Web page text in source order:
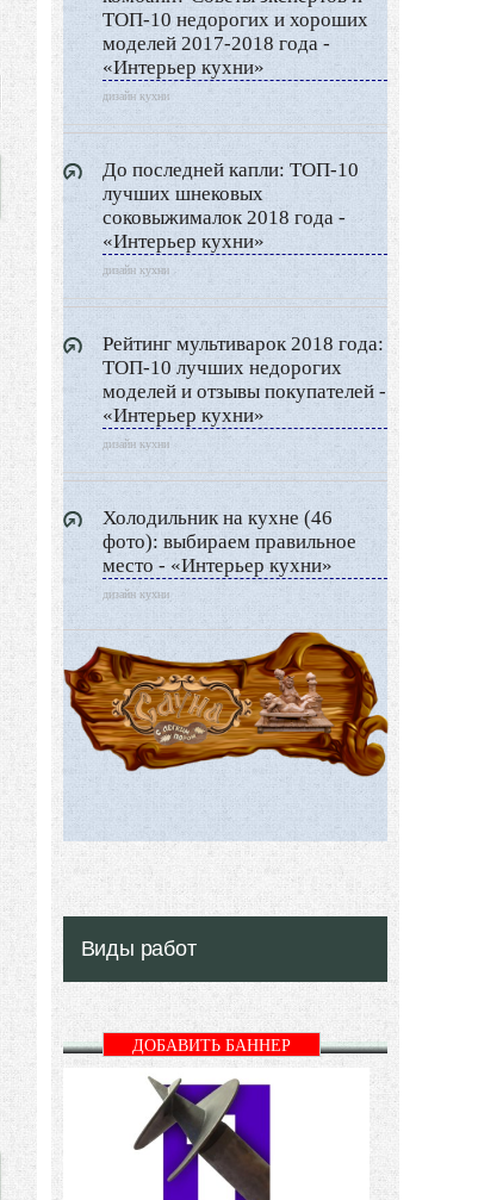
Экстерьер
Декор
Двор и сад
Архитектура
Дизайн интерьера
Ландшафтный дизайн
LIMITED EDITION
Видео новости
Дизайн разное
Другие услуги
ТОП-10 недорогих и хороших
моделей 2017-2018 года -
«Интерьер кухни»
дизайн кухни
До последней капли: ТОП-10
лучших шнековых
соковыжималок 2018 года -
«Интерьер кухни»
дизайн кухни
Рейтинг мультиварок 2018 года:
ТОП-10 лучших недорогих
моделей и отзывы покупателей -
«Интерьер кухни»
дизайн кухни
Холодильник на кухне (46
фото): выбираем правильное
место - «Интерьер кухни»
дизайн кухни
Виды работ
ДОБАВИТЬ БАННЕР